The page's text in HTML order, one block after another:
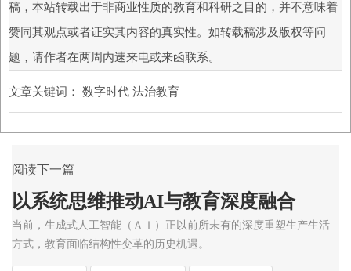
稿，本站转载出于非商业性质的教育和科研之目的，并不意味着
赞同其观点或者证实其内容的真实性。如转载稿涉及版权等问
题，请作者在两周内速来电或来函联系。
文章关键词： 数字时代 法治教育
阅读下一篇
以系统思维推动AI与教育深度融合
当前，生成式人工智能（ＡＩ）正以前所未有的深度重塑生产生活
方式，教育面临结构性变革的历史机遇。